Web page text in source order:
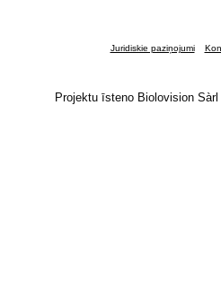
Juridiskie paziņojumi
Projektu īsteno Biolovision Sàrl